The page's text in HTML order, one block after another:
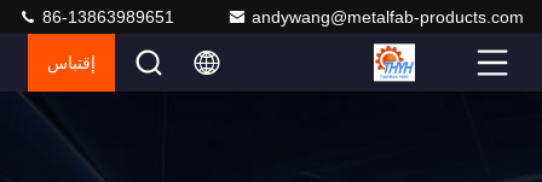
andywang@metalfab-products.com
86-13863989651
إقتباس